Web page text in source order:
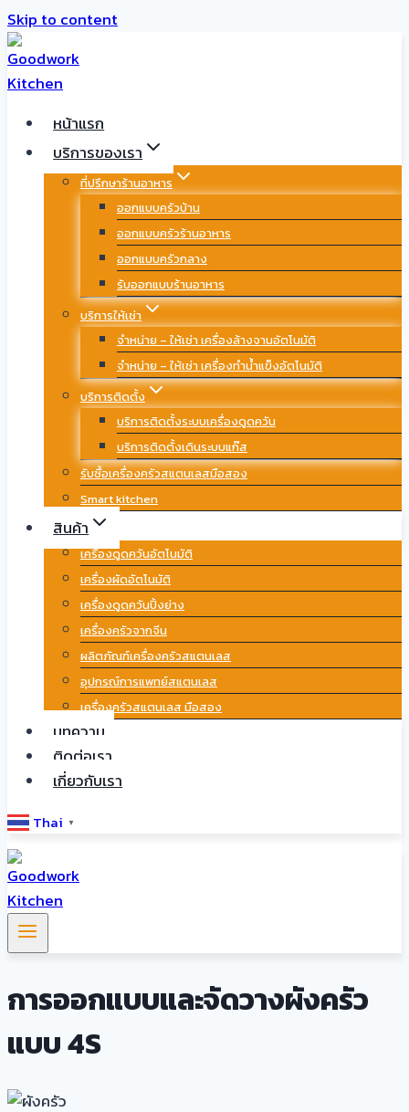
Skip to content
หน้าแรก
บริการของเรา
ที่ปรึกษาร้านอาหาร
ออกแบบครัวบ้าน
ออกแบบครัวร้านอาหาร
ออกแบบครัวกลาง
รับออกแบบร้านอาหาร
บริการให้เช่า
จำหน่าย – ให้เช่า เครื่องล้างจานอัตโนมัติ
จำหน่าย – ให้เช่า เครื่องทำน้ำแข็งอัตโนมัติ
บริการติดตั้ง
บริการติดตั้งระบบเครื่องดูดควัน
บริการติดตั้งเดินระบบแก๊ส
รับซื้อเครื่องครัวสแตนเลสมือสอง
Smart kitchen
สินค้า
เครื่องดูดควันอัตโนมัติ
เครื่องผัดอัตโนมัติ
เครื่องดูดควันปิ้งย่าง
เครื่องครัวจากจีน
ผลิตภัณฑ์เครื่องครัวสแตนเลส
อุปกรณ์การแพทย์สแตนเลส
เครื่องครัวสแตนเลส มือสอง
บทความ
ติดต่อเรา
เกี่ยวกับเรา
Thai ▼
การออกแบบและจัดวางผังครัว
แบบ 4S